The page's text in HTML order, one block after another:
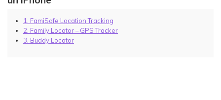
1. FamiSafe Location Tracking
2. Family Locator – GPS Tracker
3. Buddy Locator